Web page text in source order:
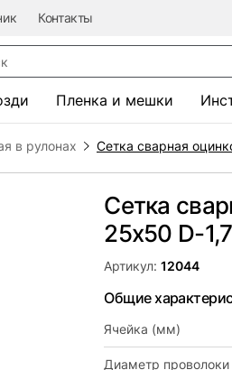
Контакты
Пленка и мешки
в рулонах Сетка сварная
Сетка
25х50 D-
Артикул:12044
Общие
Ячейка (мм)
Диаметр